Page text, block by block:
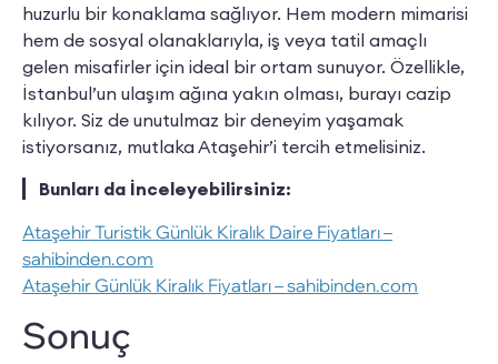
huzurlu bir konaklama sağlıyor. Hem modern mimarisi
hem de sosyal olanaklarıyla, iş veya tatil amaçlı
gelen misafirler için ideal bir ortam sunuyor. Özellikle,
İstanbul’un ulaşım ağına yakın olması, burayı cazip
kılıyor. Siz de unutulmaz bir deneyim yaşamak
istiyorsanız, mutlaka Ataşehir’i tercih etmelisiniz.
Bunları da İnceleyebilirsiniz:
Ataşehir Turistik Günlük Kiralık Daire Fiyatları –
sahibinden.com
Ataşehir Günlük Kiralık Fiyatları – sahibinden.com
Sonuç